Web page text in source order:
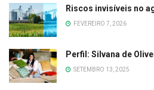
Riscos invisíveis no
FEVEREIRO 7, 2026
Perfil: Silvana de
SETEMBRO 13, 2025